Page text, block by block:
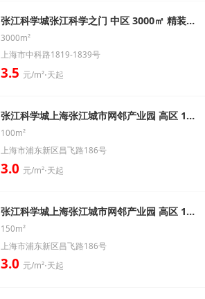
张江科学城张江科学之门 中区 3000㎡ 精装修办公室出租信息
3000m²
上海市中科路1819-1839号
3.5 元/m²⋅天起
张江科学城上海张江城市网邻产业园 高区 100㎡ 带装修办公室出租信息
100m²
上海市浦东新区昌飞路186号
3.0 元/m²⋅天起
张江科学城上海张江城市网邻产业园 高区 150㎡ 带装修办公室出租信息
150m²
上海市浦东新区昌飞路186号
3.0 元/m²⋅天起